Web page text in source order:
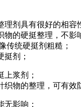
理剂具有很好的相容
物的硬挺整理，不影
传统硬挺剂粗糙；
挺剂；
上浆剂；
织物的整理，可有效
无影响；